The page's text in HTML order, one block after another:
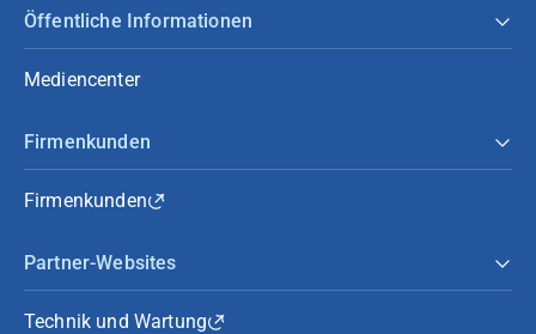
Öffentliche Informationen
Mediencenter
Firmenkunden
Firmenkunden
Partner-Websites
Technik und Wartung